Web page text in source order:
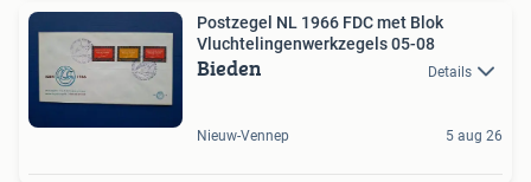
Postzegel NL 1966 FDC met Blok
Vluchtelingenwerkzegels 05-08
Bieden Details
Nieuw-Vennep 5 aug 26